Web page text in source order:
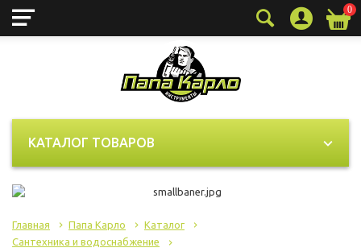
0
КАТАЛОГ ТОВАРОВ
Главная Папа Карло
Каталог
Сантехника и водоснабжение